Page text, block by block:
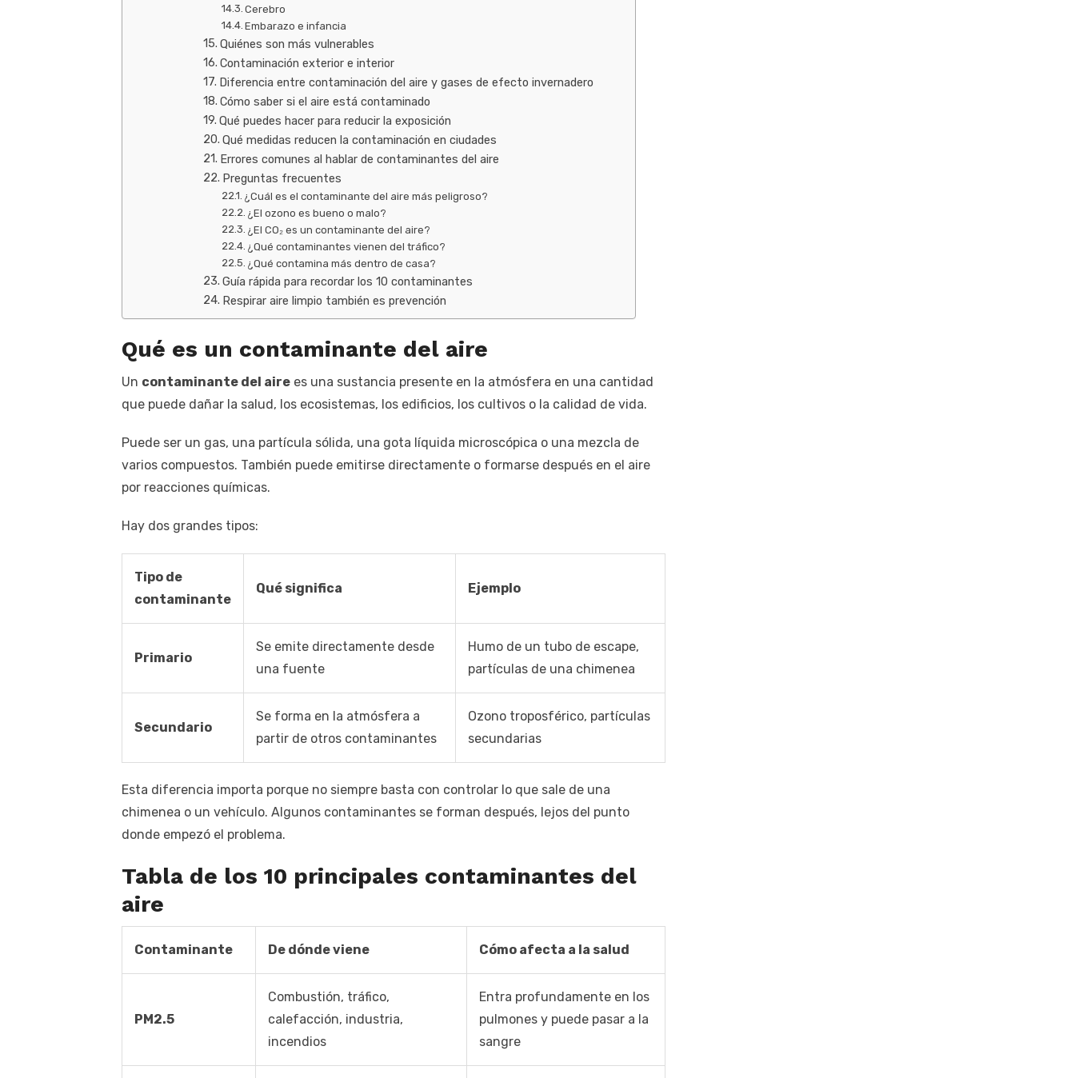
Cerebro
Embarazo e infancia
Quiénes son más vulnerables
Contaminación exterior e interior
Diferencia entre contaminación del aire y gases de efecto invernadero
Cómo saber si el aire está contaminado
Qué puedes hacer para reducir la exposición
Qué medidas reducen la contaminación en ciudades
Errores comunes al hablar de contaminantes del aire
Preguntas frecuentes
¿Cuál es el contaminante del aire más peligroso?
¿El ozono es bueno o malo?
¿El CO₂ es un contaminante del aire?
¿Qué contaminantes vienen del tráfico?
¿Qué contamina más dentro de casa?
Guía rápida para recordar los 10 contaminantes
Respirar aire limpio también es prevención
Qué es un contaminante del aire
Un contaminante del aire es una sustancia presente en la atmósfera en una cantidad
que puede dañar la salud, los ecosistemas, los edificios, los cultivos o la calidad de vida.
Puede ser un gas, una partícula sólida, una gota líquida microscópica o una mezcla de
varios compuestos. También puede emitirse directamente o formarse después en el aire
por reacciones químicas.
Hay dos grandes tipos:
Tipo de
contaminante
Qué significa Ejemplo
Primario
Se emite directamente desde
una fuente
Humo de un tubo de escape,
partículas de una chimenea
Secundario
Se forma en la atmósfera a
partir de otros contaminantes
Ozono troposférico, partículas
secundarias
Esta diferencia importa porque no siempre basta con controlar lo que sale de una
chimenea o un vehículo. Algunos contaminantes se forman después, lejos del punto
donde empezó el problema.
Tabla de los 10 principales contaminantes del
aire
Contaminante De dónde viene Cómo afecta a la salud
PM2.5
Combustión, tráfico,
calefacción, industria,
incendios
Entra profundamente en los
pulmones y puede pasar a la
sangre